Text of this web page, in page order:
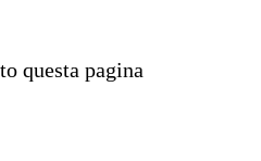
questa pagina